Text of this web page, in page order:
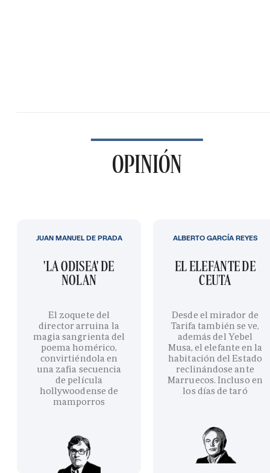
OPINIÓN
'LA ODISEA' DE
NOLAN
El zoquete del
director arruina la
magia sangrienta del
poema homérico,
convirtiéndola en
una zafia secuencia
de película
hollywoodense de
mamporros
JUAN MANUEL DE PRADA
EL ELEFANTE DE
CEUTA
Desde el mirador de
Tarifa también se ve,
además del Yebel
Musa, el elefante en la
habitación del Estado
reclinándose ante
Marruecos. Incluso en
los días de taró
ALBERTO GARCÍA REYES